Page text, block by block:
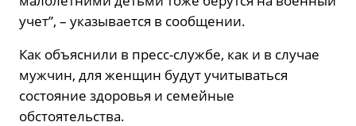
учет”, – указывается в сообщении.
Как объяснили в пресс-службе, как и в случае
мужчин, для женщин будут учитываться
состояние здоровья и семейные
обстоятельства.